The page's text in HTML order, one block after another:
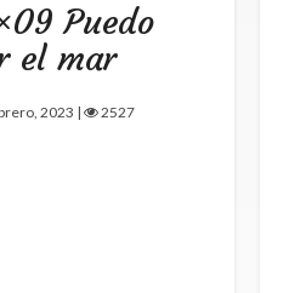
Puedo
el mar
2023 | 2527